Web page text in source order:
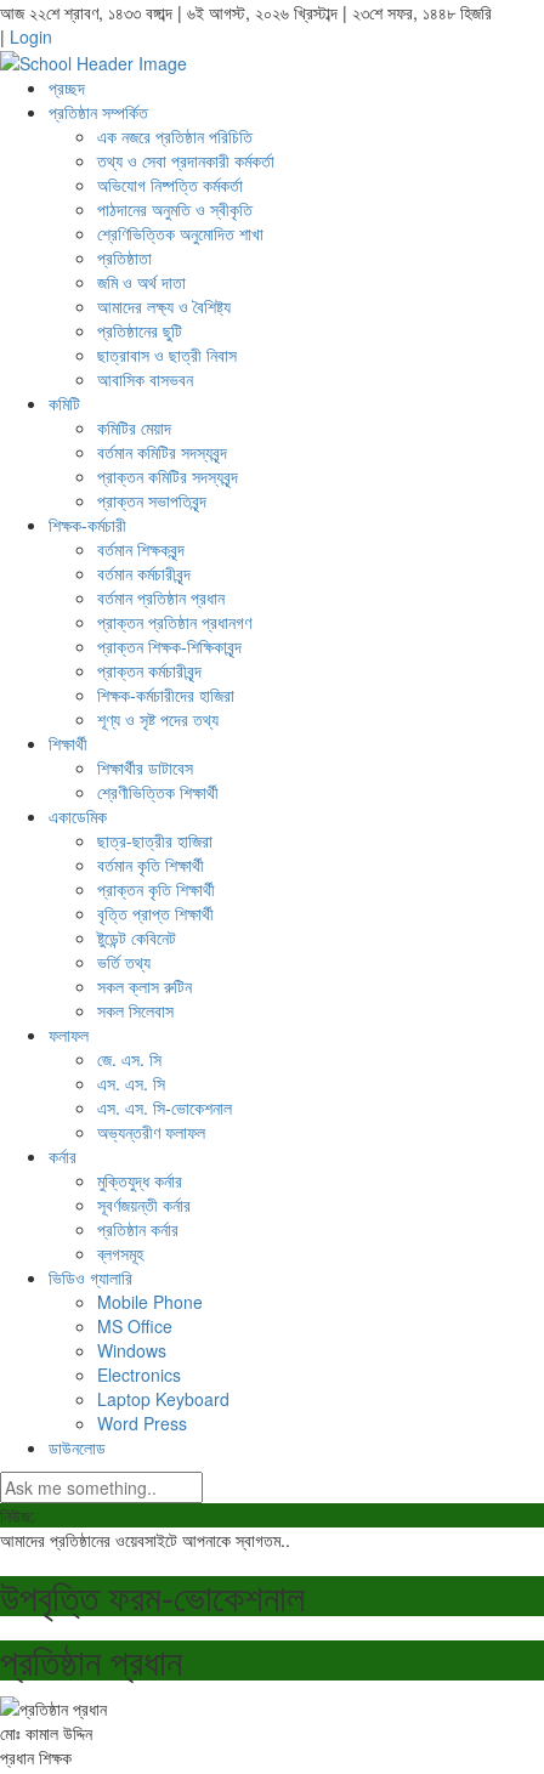
আজ ২২শে শ্রাবণ, ১৪৩৩ বঙ্গাব্দ | ৬ই আগস্ট, ২০২৬ খ্রিস্টাব্দ | ২৩শে সফর, ১৪৪৮ হিজরি
| Login
প্রচ্ছদ
প্রতিষ্ঠান সম্পর্কিত
এক নজরে প্রতিষ্ঠান পরিচিতি
তথ্য ও সেবা প্রদানকারী কর্মকর্তা
অভিযোগ নিষ্পত্তি কর্মকর্তা
পাঠদানের অনুমতি ও স্বীকৃতি
শ্রেণিভিত্তিক অনুমোদিত শাখা
প্রতিষ্ঠাতা
জমি ও অর্থ দাতা
আমাদের লক্ষ্য ও বৈশিষ্ট্য
প্রতিষ্ঠানের ছুটি
ছাত্রাবাস ও ছাত্রী নিবাস
আবাসিক বাসভবন
কমিটি
কমিটির মেয়াদ
বর্তমান কমিটির সদস্যবৃন্দ
প্রাক্তন কমিটির সদস্যবৃন্দ
প্রাক্তন সভাপতিবৃন্দ
শিক্ষক-কর্মচারী
বর্তমান শিক্ষকবৃন্দ
বর্তমান কর্মচারীবৃন্দ
বর্তমান প্রতিষ্ঠান প্রধান
প্রাক্তন প্রতিষ্ঠান প্রধানগণ
প্রাক্তন শিক্ষক-শিক্ষিকাবৃন্দ
প্রাক্তন কর্মচারীবৃন্দ
শিক্ষক-কর্মচারীদের হাজিরা
শূণ্য ও সৃষ্ট পদের তথ্য
শিক্ষার্থী
শিক্ষার্থীর ডাটাবেস
শ্রেণীভিত্তিক শিক্ষার্থী
একাডেমিক
ছাত্র-ছাত্রীর হাজিরা
বর্তমান কৃতি শিক্ষার্থী
প্রাক্তন কৃতি শিক্ষার্থী
বৃত্তি প্রাপ্ত শিক্ষার্থী
ষ্টুডেন্ট কেবিনেট
ভর্তি তথ্য
সকল ক্লাস রুটিন
সকল সিলেবাস
ফলাফল
জে. এস. সি
এস. এস. সি
এস. এস. সি-ভোকেশনাল
অভ্যন্তরীণ ফলাফল
কর্নার
মুক্তিযুদ্ধ কর্নার
সূবর্ণজয়ন্তী কর্নার
প্রতিষ্ঠান কর্নার
ব্লগসমূহ
ভিডিও গ্যালারি
Mobile Phone
MS Office
Windows
Electronics
Laptop Keyboard
Word Press
ডাউনলোড
নিউজ:
আমাদের প্রতিষ্ঠানের ওয়েবসাইটে আপনাকে স্বাগতম..
উপবৃত্তি ফরম-ভোকেশনাল
প্রতিষ্ঠান প্রধান
মোঃ কামাল উদ্দিন
প্রধান শিক্ষক